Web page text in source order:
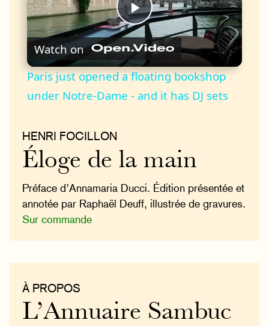
Play
Video
Watch on
Paris just opened a floating bookshop
under Notre-Dame - and it has DJ sets
HENRI FOCILLON
Éloge de la main
Préface d’Annamaria Ducci. Édition présentée et
annotée par Raphaël Deuff, illustrée de gravures.
Sur commande
À PROPOS
L’Annuaire Sambuc